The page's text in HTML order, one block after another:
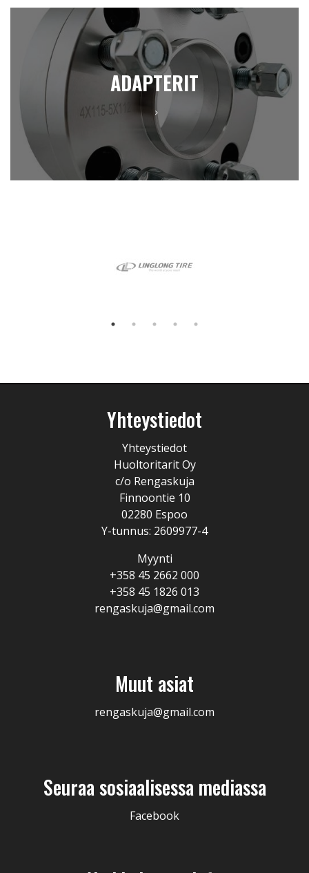
ADAPTERIT
Yhteystiedot
Yhteystiedot
Huoltoritarit Oy
c/o Rengaskuja
Finnoontie 10
02280 Espoo
Y-tunnus: 2609977-4
Myynti
+358 45 2662 000
+358 45 1826 013
rengaskuja@gmail.com
Muut asiat
rengaskuja@gmail.com
Seuraa sosiaalisessa mediassa
Facebook